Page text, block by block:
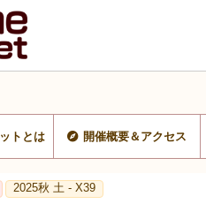
トとは 開催概要＆アクセス
2025秋 土 - X39